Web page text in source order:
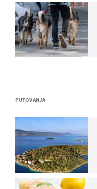
PUTOVANJA